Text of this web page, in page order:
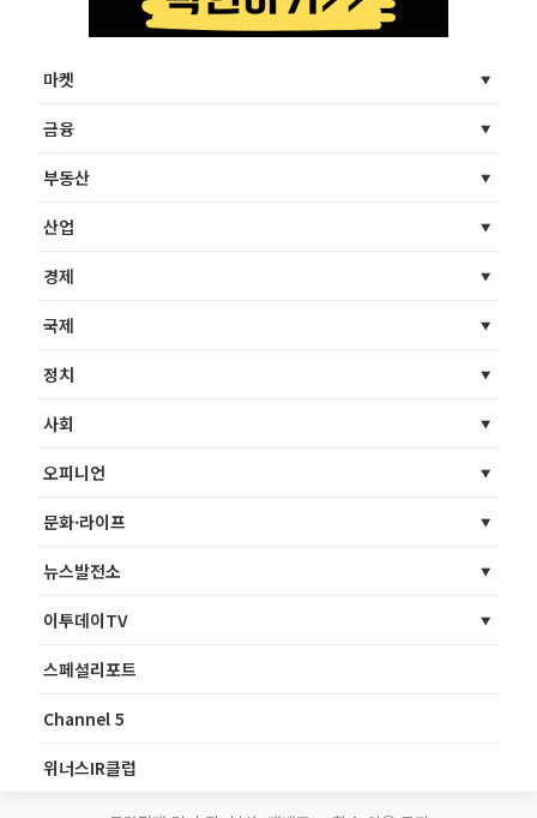
마켓
금융
부동산
산업
경제
국제
정치
사회
오피니언
문화·라이프
뉴스발전소
이투데이TV
스페셜리포트
Channel 5
위너스IR클럽